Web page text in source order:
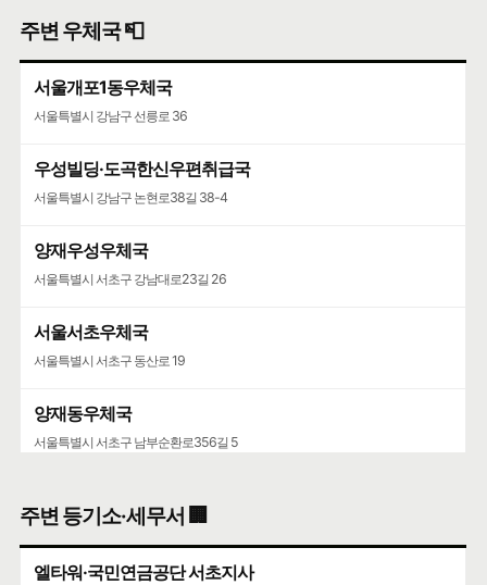
주변 우체국 📮
서울개포1동우체국
서울특별시 강남구 선릉로 36
우성빌딩·도곡한신우편취급국
서울특별시 강남구 논현로38길 38-4
양재우성우체국
서울특별시 서초구 강남대로23길 26
서울서초우체국
서울특별시 서초구 동산로 19
양재동우체국
서울특별시 서초구 남부순환로356길 5
주변 등기소·세무서 🏢
엘타워·국민연금공단 서초지사